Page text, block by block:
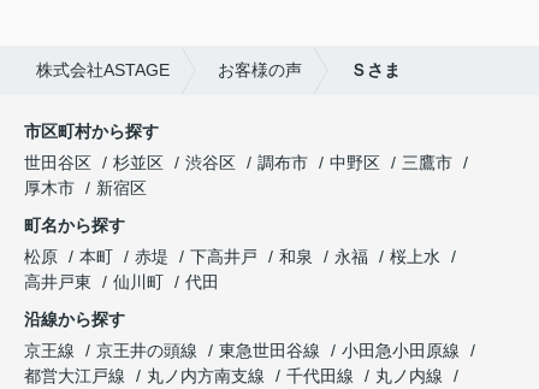
株式会社ASTAGE お客様の声 Ｓさま
市区町村から探す
世田谷区
杉並区 渋谷区 調布市 中野区
三鷹市
厚木市
新宿区
町名から探す
松原
本町 赤堤 下高井戸 和泉 永福
桜上水
高井戸東
仙川町
代田
沿線から探す
京王線
京王井の頭線 東急世田谷線
小田急小田原線
都営大江戸線
丸ノ内方南支線 千代田線
丸ノ内線